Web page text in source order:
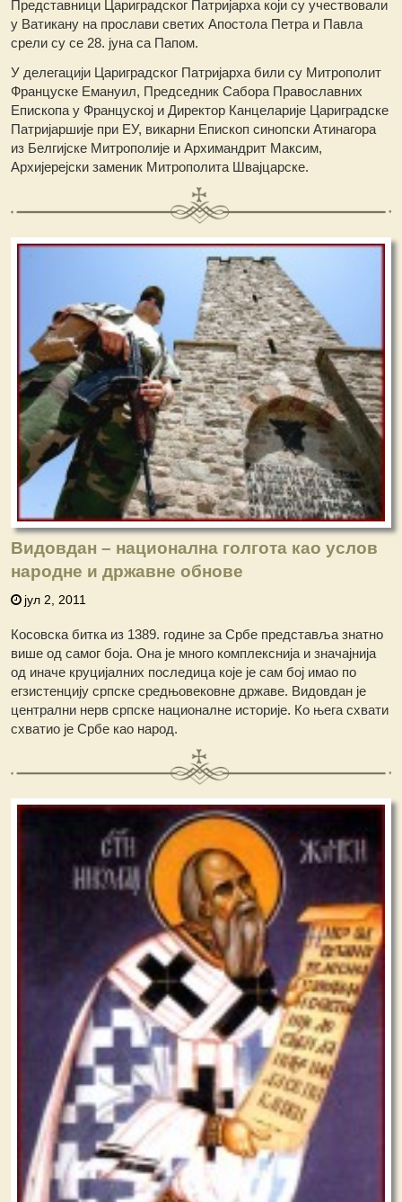
Представници Цариградског Патријарха који су учествовали
у Ватикану на прослави светих Апостола Петра и Павла
срели су се 28. јуна са Папом.
У делегацији Цариградског Патријарха били су Митрополит
Француске Емануил, Председник Сабора Православних
Епископа у Француској и Директор Канцеларије Цариградске
Патријаршије при ЕУ, викарни Епископ синопски Атинагора
из Белгијске Митрополије и Архимандрит Максим,
Архијерејски заменик Митрополита Швајцарске.
Видовдан – национална голгота као услов
народне и државне обнове
јул 2, 2011
Косовска битка из 1389. године за Србе представља знатно
више од самог боја. Она је много комплекснија и значајнија
од иначе круцијалних последица које је сам бој имао по
егзистенцију српске средњовековне државе. Видовдан је
централни нерв српске националне историје. Ко њега схвати
схватио је Србе као народ.